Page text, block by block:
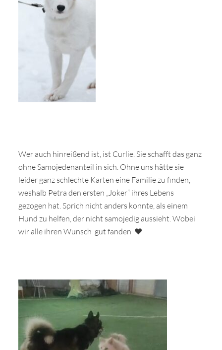
Wer auch hinreißend ist, ist Curlie. Sie schafft das ganz
ohne Samojedenanteil in sich. Ohne uns hätte sie
leider ganz schlechte Karten eine Familie zu finden,
weshalb Petra den ersten „Joker“ ihres Lebens
gezogen hat. Sprich nicht anders konnte, als einem
Hund zu helfen, der nicht samojedig aussieht. Wobei
wir alle ihren Wunsch gut fanden ❤️